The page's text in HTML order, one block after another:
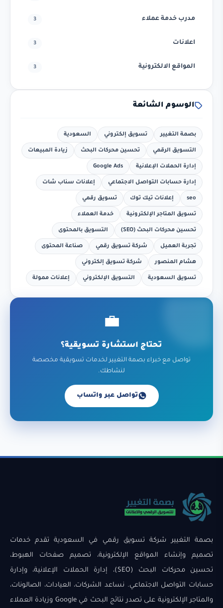
مدرب خدمة عملاء 3
اعلانات 3
المواقع الالكترونية 3
الوسوم الشائعة
بصمة التغيير تسويق إلكتروني السعودية
التسويق الرقمي تحسين محركات البحث زيادة المبيعات
إدارة الحملات الإعلانية Google Ads
إدارة حسابات التواصل الاجتماعي إعلانات سناب شات
seo إعلانات تيك توك تسويق رقمي
تسويق المتاجر الإلكترونية خدمة العملاء
تحسين محركات البحث (SEO) التسويق بالمحتوى
تجربة العميل شركة تسويق رقمي صناعة المحتوى
هشام المنصور شركة تسويق إلكتروني
تسويق السعودية التسويق الإلكتروني إعلانات ممولة
💼
تحتاج استشارة تسويقية؟
تواصل مع خبراء بصمة التغيير لخدمات تسويقية مخصصة
لنشاطك.
تواصل عبر واتساب
بصمة التغيير شركة تسويق رقمي في السعودية تقدم خدمات
تصميم وإنشاء المواقع الإلكترونية، تصميم صفحات الهبوط،
تحسين محركات البحث (SEO)، إدارة الحملات الإعلانية، وإدارة
حسابات التواصل الاجتماعي. نساعد الشركات، العيادات، الصالونات،
والمتاجر الإلكترونية على تصدر نتائج البحث في Google وزيادة العملاء